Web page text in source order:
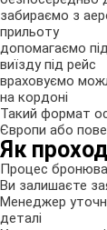
забираємо з
прильоту
допомагаємо
виїзду під рейс
враховуємо
на кордоні
Такий формат
Європи або
Як
Процес
Ви залишаєте
Менеджер
деталі